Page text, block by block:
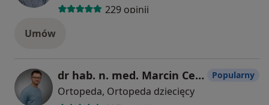
229 opinii
Umów
dr hab. n. med. Marcin Ceynowa
Ortopeda, Ortopeda dziecięcy
Popularny